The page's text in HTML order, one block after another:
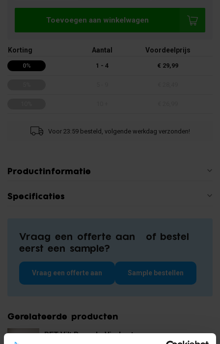
Toevoegen aan winkelwagen
Korting Aantal Voordeelprijs
0% 1 - 4 € 29,99
Voor 23:59 besteld, volgende werkdag verzonden!
Productinformatie
Specificaties
Vraag een offerte aan of bestel
eerst een sample?
Vraag een offerte aan Sample bestellen
Gerelateerde producten
PET Vilt Paneel - Vierkant -